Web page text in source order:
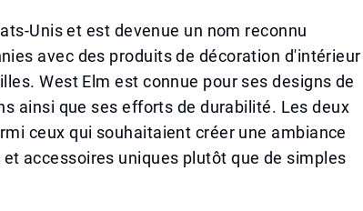
Unis et est devenue un nom reconnu
avec des produits de décoration d'intérieur
West Elm est connue pour ses designs de
ainsi que ses efforts de durabilité. Les deux
ceux qui souhaitaient créer une ambiance
accessoires uniques plutôt que de simples